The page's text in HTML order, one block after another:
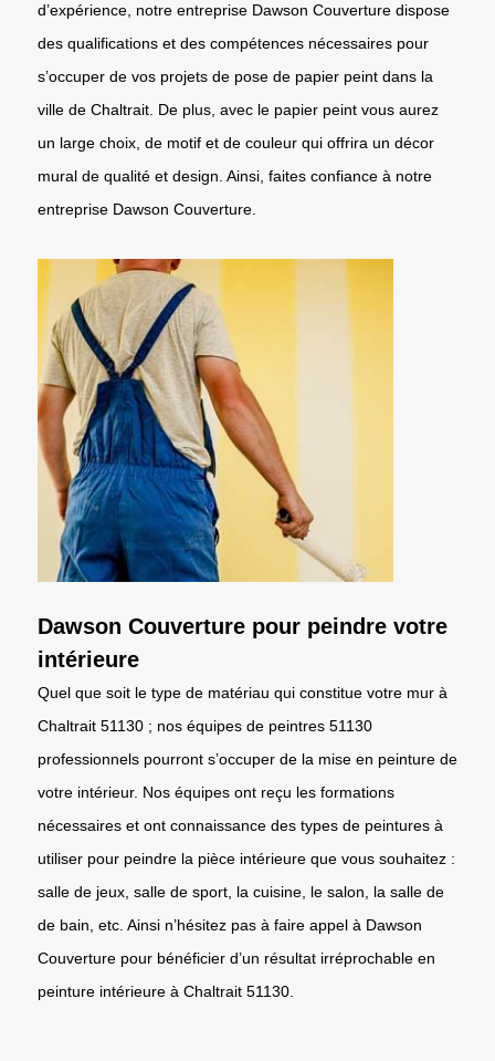
d’expérience, notre entreprise Dawson Couverture dispose
des qualifications et des compétences nécessaires pour
s’occuper de vos projets de pose de papier peint dans la
ville de Chaltrait. De plus, avec le papier peint vous aurez
un large choix, de motif et de couleur qui offrira un décor
mural de qualité et design. Ainsi, faites confiance à notre
entreprise Dawson Couverture.
Dawson Couverture pour peindre votre
intérieure
Quel que soit le type de matériau qui constitue votre mur à
Chaltrait 51130 ; nos équipes de peintres 51130
professionnels pourront s’occuper de la mise en peinture de
votre intérieur. Nos équipes ont reçu les formations
nécessaires et ont connaissance des types de peintures à
utiliser pour peindre la pièce intérieure que vous souhaitez :
salle de jeux, salle de sport, la cuisine, le salon, la salle de
de bain, etc. Ainsi n’hésitez pas à faire appel à Dawson
Couverture pour bénéficier d’un résultat irréprochable en
peinture intérieure à Chaltrait 51130.